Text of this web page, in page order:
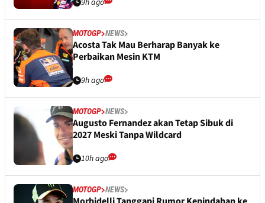
9h ago
MOTOGP NEWS
Acosta Tak Mau Berharap Banyak ke
Perbaikan Mesin KTM
9h ago
MOTOGP NEWS
Augusto Fernandez akan Tetap Sibuk di
2027 Meski Tanpa Wildcard
10h ago
MOTOGP NEWS